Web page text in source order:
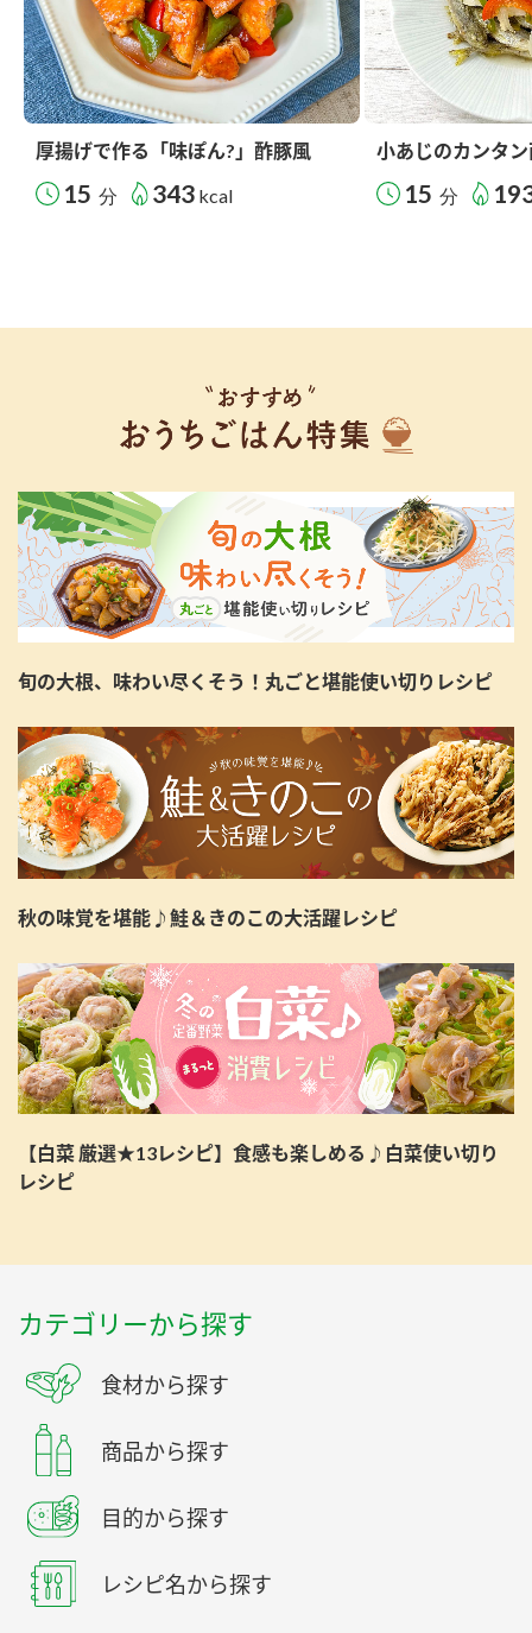
厚揚げで作る「味ぽん?」酢豚風
15 分 343 kcal
小あじのカンタ
15 分
旬の大根、味わい尽くそう！丸ごと堪能使い切りレシピ
秋の味覚を堪能♪鮭＆きのこの大活躍レシピ
【白菜 厳選★13レシピ】食感も楽しめる♪白菜使い切り
レシピ
カテゴリーから探す
食材から探す
商品から探す
目的から探す
レシピ名から探す